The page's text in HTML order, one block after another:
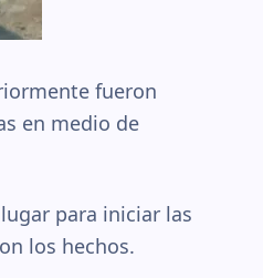
fueron
en medio de
para iniciar las
los hechos.